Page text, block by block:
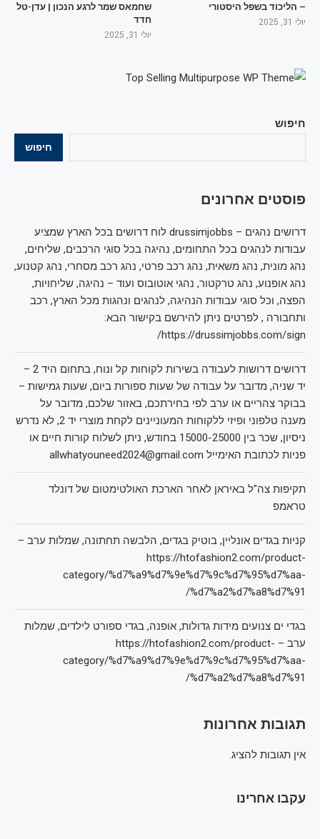
חיפוש
חיפוש
פוסטים אחרונים
דרושים נהגים – drussimjobbs לוח דרושים בכל הארץ שמציע
עבודות לנהגים בכל התחומים, נהיגה בכל סוגי הרכבים, שליחים,
נהג מונית, נהג משאית, נהג רכב פרטי, נהג רכב מסחרי, נהג קטנוע,
נהג אופנוע, נהג טרקטור, נהגי אוטובוס ועוד – נהיגה, שליחויות,
הפצה, וכל סוגי עבודות הנהיגה, לנהגים ונהגות מכל הארץ, רכב
ותחבורה , לפרטים ניתן להירשם בקישור הבא:
https://drussimjobbs.com/sign/
דרושים דרושות לעבודה בשירות לקוחות קל ונוח, בתחום היד 2 –
יד שניה, מדובר על עבודה של שעות ספורות ביום, שעות גמישות –
בבוקר צהריים או ערב לפי בחירתכם, באזור שלכם, מדובר על
מענה טלפוני ופיזי ללקוחות המעוניינים לקחת מוצרי יד 2, לא נדרש
ניסיון, שכר בין 15000-25000 בחודש, ניתן לשלוח קורות חיים או
פניות לכתובת האימייל allwhatyouneed2024@gmail.com
תקיפות צה"ל באיראן לאחר הארכת האולטימטום של דונלד
טראמפ
קניות בגדים אונליין, בוטיק בגדים, הלבשה תחתונה, שמלות ערב –
https://htofashion2.com/product-
category/%d7%a9%d7%9e%d7%9c%d7%95%d7%aa-
%d7%a2%d7%a8%d7%91/
בגדי ים צנועים מידות גדולות, אופנה, בגדי ספורט לילדים, שמלות
ערב – https://htofashion2.com/product-
category/%d7%a9%d7%9e%d7%9c%d7%95%d7%aa-
%d7%a2%d7%a8%d7%91/
תגובות אחרונות
אין תגובות להציג.
עקבו אחרינו
– הליכוד בשפל היסטורי
יולי 31, 2025
שחמאס שמר לרגע הנכון | עדן-טל
חדד
יולי 31, 2025